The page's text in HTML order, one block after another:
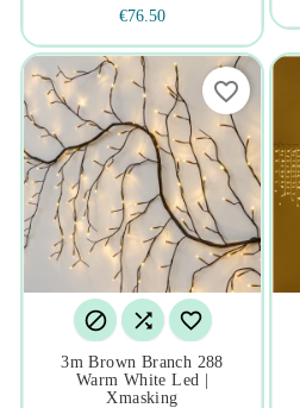
€76.50
  
3m Brown Branch 288
Warm White Led |
Xmasking
favorite_border